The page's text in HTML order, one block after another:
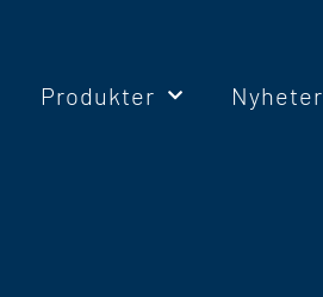
Produkter Nyheter